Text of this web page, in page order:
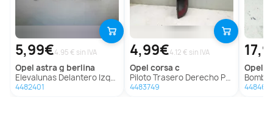
5,99€4.95 € sin IVA
opel astra g berlina
Elevalunas Delantero Izquierdo Para Opel Astra G Berlina
4482401
4,99€4.12 € sin IVA
opel corsa c
Piloto Trasero Derecho Para Opel Corsa C
4483749
opel
Bomba